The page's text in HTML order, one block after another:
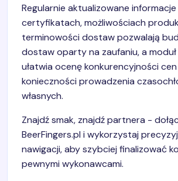
Regularnie aktualizowane
certyfikatach, możliwościach
terminowości dostaw pozwalają
dostaw oparty na zaufaniu, a
ułatwia ocenę konkurencyjności
konieczności prowadzenia
własnych.
Znajdź smak, znajdź partnera -
BeerFingers.pl i wykorzystaj
nawigacji, aby szybciej finalizować
pewnymi wykonawcami.